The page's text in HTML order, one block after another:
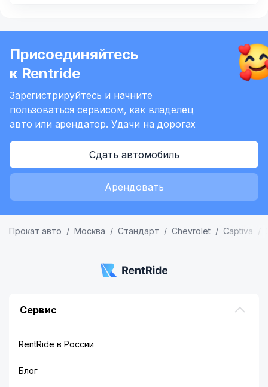
Присоединяйтесь
к Rentride
Зарегистрируйтесь и начните
пользоваться сервисом, как владелец
авто или арендатор. Удачи на дорогах
Сдать автомобиль
Арендовать
Прокат авто Москва Стандарт Chevrolet Captiva
Сервис
RentRide в России
Блог